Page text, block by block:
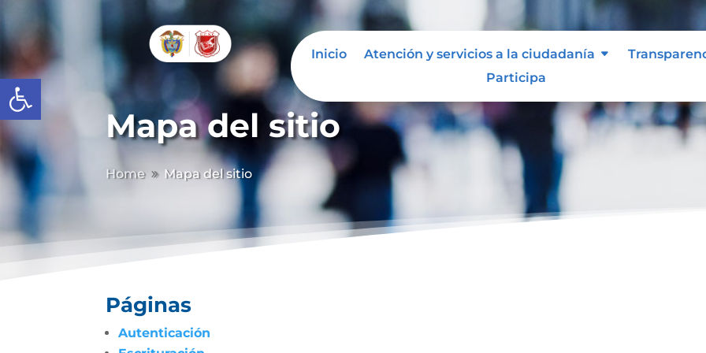
Abrir barra de herramientas
Inicio Atención y servicios a la ciudadanía
Participa
Mapa del sitio
Home 9 Mapa del sitio
Páginas
Autenticación